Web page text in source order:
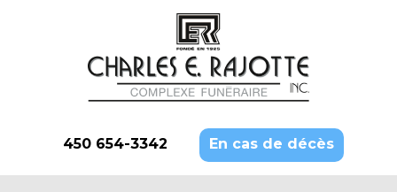
450 654-3342 En cas de décès